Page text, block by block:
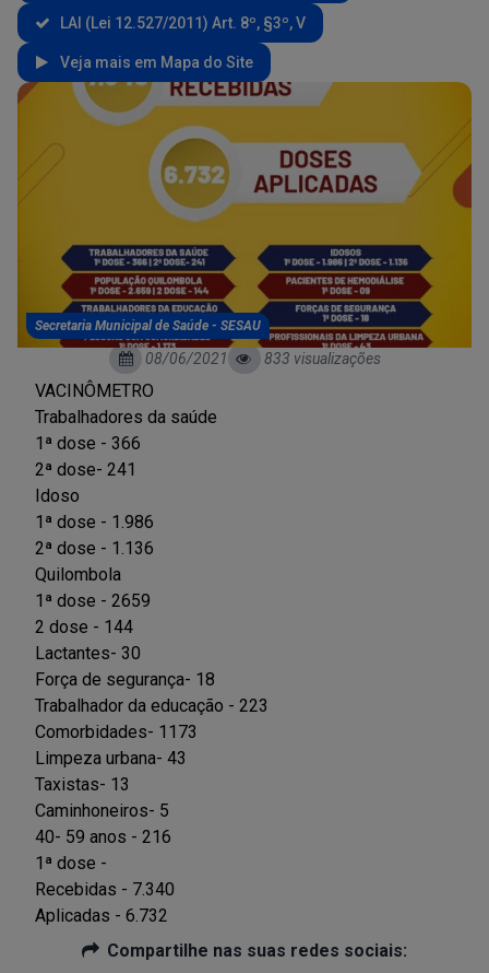
LAI (Lei 12.527/2011) Art. 8º, §3º, V
Veja mais em Mapa do Site
Secretaria Municipal de Saúde - SESAU
08/06/2021 833 visualizações
VACINÔMETRO
Trabalhadores da saúde
1ª dose - 366
2ª dose- 241
Idoso
1ª dose - 1.986
2ª dose - 1.136
Quilombola
1ª dose - 2659
2 dose - 144
Lactantes- 30
Força de segurança- 18
Trabalhador da educação - 223
Comorbidades- 1173
Limpeza urbana- 43
Taxistas- 13
Caminhoneiros- 5
40- 59 anos - 216
1ª dose -
Recebidas - 7.340
Aplicadas - 6.732
Compartilhe nas suas redes sociais: